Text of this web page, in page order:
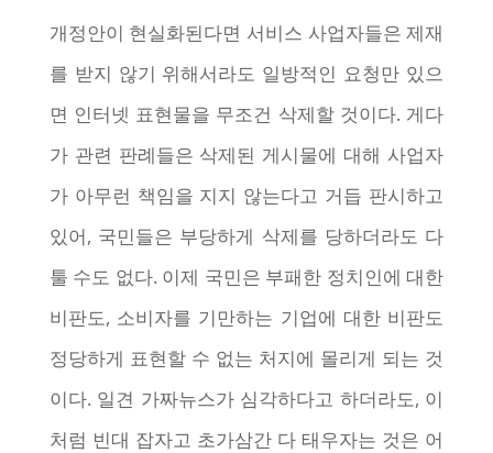
개정안이 현실화된다면 서비스 사업자들은 제재
를 받지 않기 위해서라도 일방적인 요청만 있으
면 인터넷 표현물을 무조건 삭제할 것이다. 게다
가 관련 판례들은 삭제된 게시물에 대해 사업자
가 아무런 책임을 지지 않는다고 거듭 판시하고
있어, 국민들은 부당하게 삭제를 당하더라도 다
툴 수도 없다. 이제 국민은 부패한 정치인에 대한
비판도, 소비자를 기만하는 기업에 대한 비판도
정당하게 표현할 수 없는 처지에 몰리게 되는 것
이다. 일견 가짜뉴스가 심각하다고 하더라도, 이
처럼 빈대 잡자고 초가삼간 다 태우자는 것은 어